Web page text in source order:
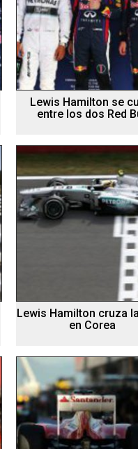
Lewis Hamilton se
entre los dos Red
Lewis Hamilton cruza
en Corea